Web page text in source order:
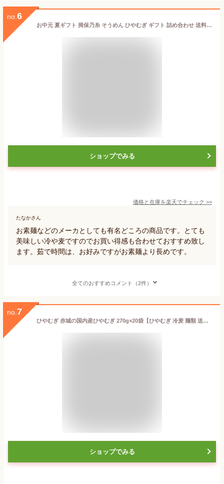
no. 6
お中元 夏ギフト 揖保乃糸 そうめん ひやむぎ ギフト 詰め合わせ 送料無料 揖保の糸 冷や麦 手延ひやむぎ 2kg 200g×10袋入 BS-30 出産 内祝い お返し 乾麺 お供え 初盆 新盆 結婚 名入れ 快気祝い 香典返し お礼 お祝い返し(k-s)
ショップでみる
価格と在庫を楽天でチェック >>
たなかさん
お素麺などのメーカとしても有名どころの商品です。とても
美味しい冷や麦ですのでお買い得感も合わせておすすめ致し
ます。茹で時間は、お好みですがお素麺より長めです。
全てのおすすめコメント（2件）
no. 7
ひやむぎ 赤城の国内産ひやむぎ 270g×20袋【ひやむぎ 冷麦 麺類 送料無料】【北海道産小麦100％使用 業務用 お徳用 ケース 通販 販売 お取り寄せ】
ショップでみる